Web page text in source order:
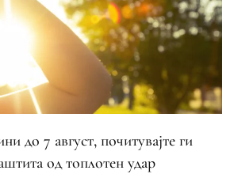
до 7 август, почитувајте ги
од топлотен удар